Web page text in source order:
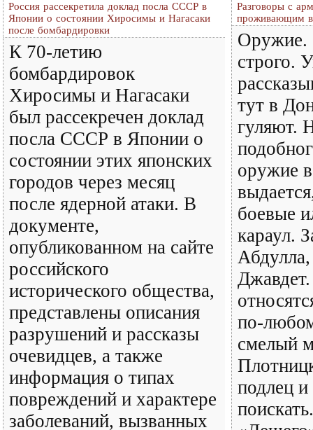
Россия рассекретила доклад посла СССР в
Японии о состоянии Хиросимы и Нагасаки
после бомбардировки
К 70-летию
бомбардировок
Хиросимы и Нагасаки
был рассекречен доклад
посла СССР в Японии о
состоянии этих японских
городов через месяц
после ядерной атаки. В
документе,
опубликованном на сайте
российского
исторического общества,
представлены описания
разрушений и рассказы
очевидцев, а также
информация о типах
повреждений и характере
заболеваний, вызванных
Разговоры с
проживающим
Оружие.
строго.
тут в
гуляют.
оружие
боевые
караул.
по-
смелый
подлец